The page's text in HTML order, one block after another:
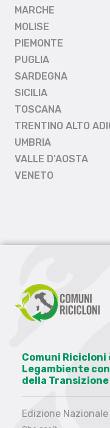
MARCHE
MOLISE
PIEMONTE
PUGLIA
SARDEGNA
SICILIA
TOSCANA
TRENTINO ALTO
UMBRIA
VALLE D'AOSTA
VENETO
Comuni Ricicloni
Legambiente
della
Edizione Nazionale